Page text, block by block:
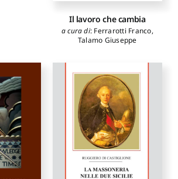
Il lavoro che cambia
a cura di: Ferrarotti Franco,
Talamo Giuseppe